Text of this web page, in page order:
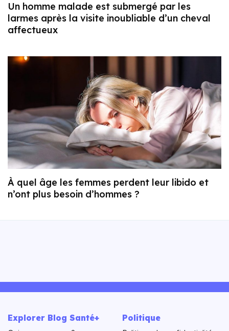
Un homme malade est submergé par les
larmes après la visite inoubliable d’un cheval
affectueux
À quel âge les femmes perdent leur libido et
n’ont plus besoin d’hommes ?
Explorer Blog Santé+ Politique